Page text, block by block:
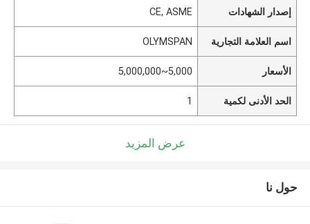
إصدار الشهادات CE, ASME
اسم العلامة التجارية OLYMSPAN
الأسعار 5,000~5,000,000
الحد الأدنى لكمية 1
عرض المزيد
حول نا